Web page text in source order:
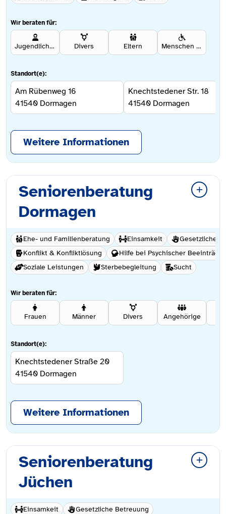
Wir beraten für:
Jugendliche ab 12 Jahren Divers Eltern Menschen mit Behinderung
Standort(e):
Am Rübenweg 16
41540 Dormagen
Knechtstedener Str. 18
41540 Dormagen
Weitere Informationen
Seniorenberatung
Dormagen
Ehe- und Familienberatung Einsamkeit
Gesetzliche
Konflikt & Konfliktlösung
Hilfe bei Psychischer
Soziale Leistungen
Sterbebegleitung Sucht
Wir beraten für:
Frauen Männer Divers Angehörige
Standort(e):
Knechtstedener Straße 20
41540 Dormagen
Weitere Informationen
Seniorenberatung
Jüchen
Einsamkeit
Gesetzliche Betreuung